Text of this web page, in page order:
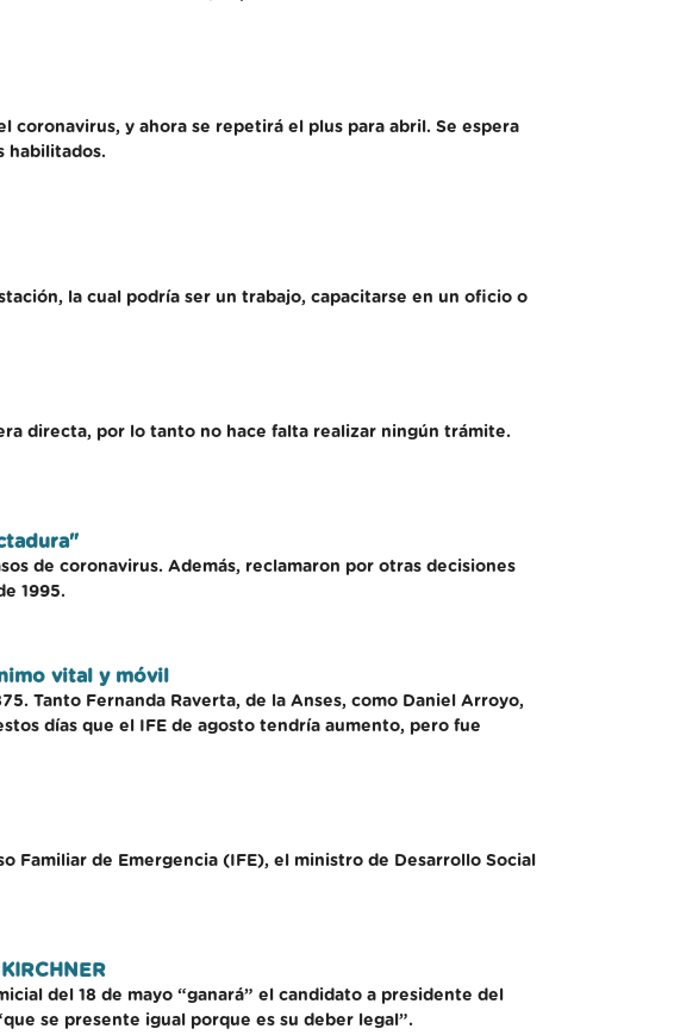
coronavirus, y ahora se repetirá el plus para abril. Se espera
habilitados.
la cual podría ser un trabajo, capacitarse en un oficio o
directa, por lo tanto no hace falta realizar ningún trámite.
de coronavirus. Además, reclamaron por otras decisiones
1995.
vital y móvil
Tanto Fernanda Raverta, de la Anses, como Daniel Arroyo,
días que el IFE de agosto tendría aumento, pero fue
Familiar de Emergencia (IFE), el ministro de Desarrollo Social
del 18 de mayo “ganará” el candidato a presidente del
se presente igual porque es su deber legal”.